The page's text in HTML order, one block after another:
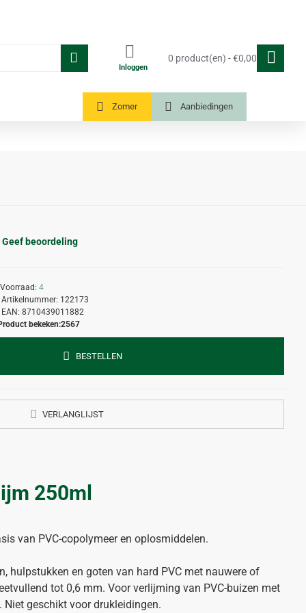
Inloggen
0 product(en) - €0,00
Zomer Aanbiedingen
Geef beoordeling
Voorraad: 4
Artikelnummer: 122173
EAN: 8710439011882
bekeken:2567
BESTELLEN
VERLANGLIJST
250ml
van PVC-copolymeer en oplosmiddelen.
hulpstukken en goten van hard PVC met nauwere of
tot 0,6 mm. Voor verlijming van PVC-buizen met
geschikt voor drukleidingen.